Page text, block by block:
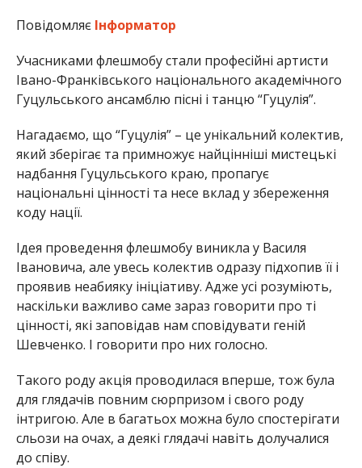
ПовідомляєІнформатор
Учасниками флешмобу стали професійні артисти
Івано-Франківського національного академічного
Гуцульського ансамблю пісні і танцю “Гуцулія”.
Нагадаємо, що “Гуцулія” – це унікальний колектив,
який зберігає та примножує найцінніші мистецькі
надбання Гуцульського краю, пропагує
національні цінності та несе вклад у збереження
коду нації.
Ідея проведення флешмобу виникла у Василя
Івановича, але увесь колектив одразу підхопив її і
проявив неабияку ініціативу. Адже усі розуміють,
наскільки важливо саме зараз говорити про ті
цінності, які заповідав нам сповідувати геній
Шевченко. І говорити про них голосно.
Такого роду акція проводилася вперше, тож була
для глядачів повним сюрпризом і свого роду
інтригою. Але в багатьох можна було спостерігати
сльози на очах, а деякі глядачі навіть долучалися
до співу.